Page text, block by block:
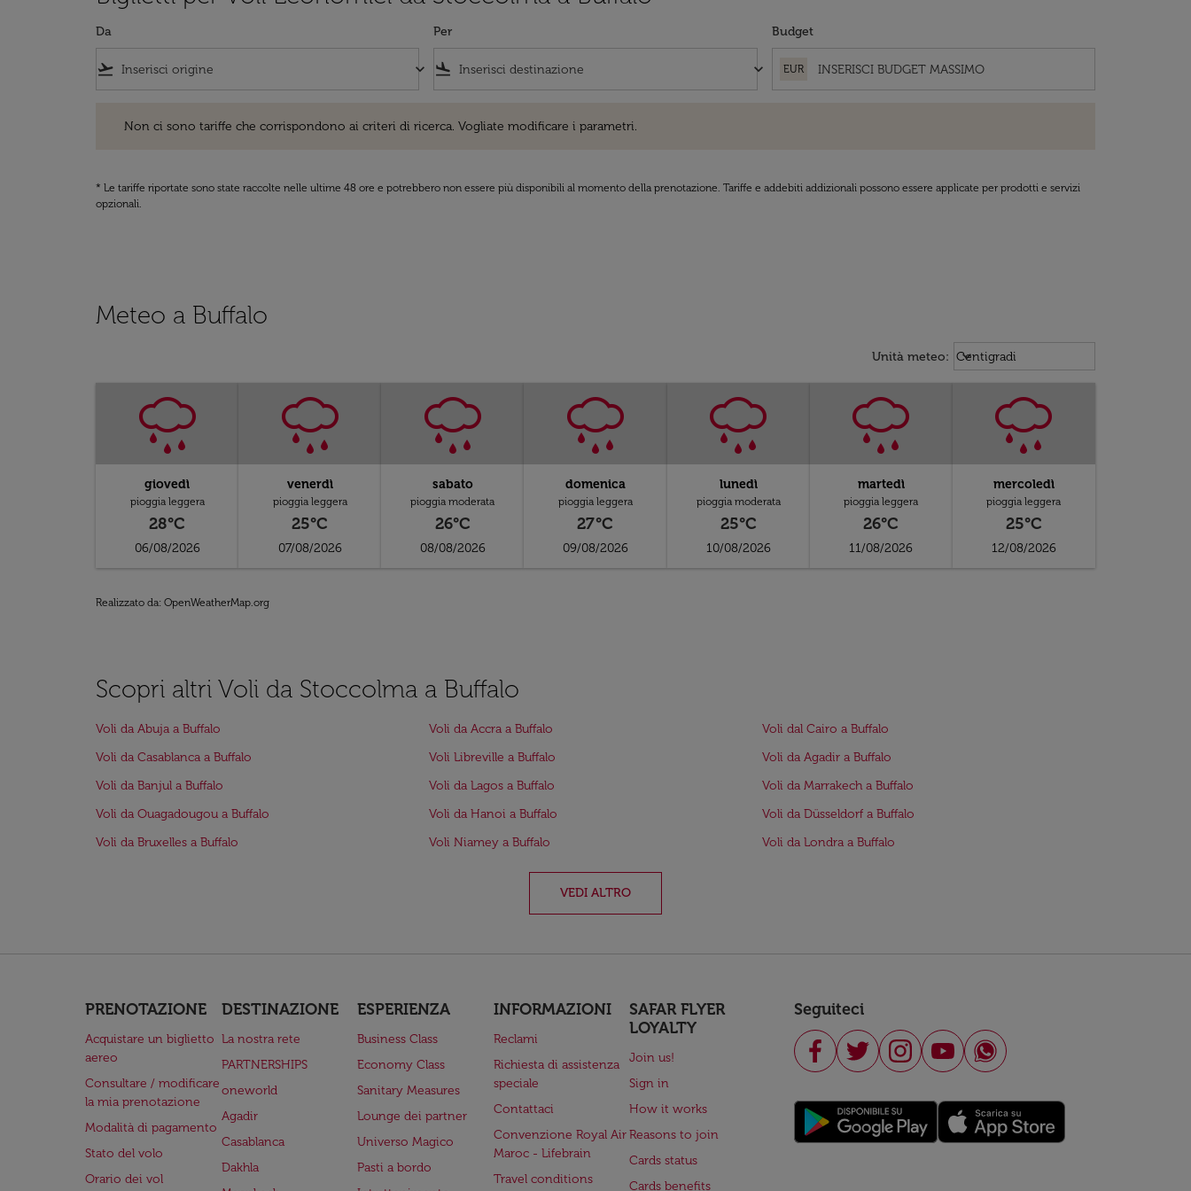
Da
flight_takeoff keyboard_arrow_down
Per
flight_land keyboard_arrow_down
Budget
EUR
Non ci sono tariffe che corrispondono ai criteri di ricerca. Vogliate modificare i parametri.
* Le tariffe riportate sono state raccolte nelle ultime 48 ore e potrebbero non essere più disponibili al momento della prenotazione. Tariffe e addebiti addizionali possono essere applicate per prodotti e servizi
opzionali.
Meteo a Buffalo
Unità meteo: Weather unit option Centigradi
Centigradi
keyboard_arrow_down
giovedì
pioggia leggera
28°C
06/08/2026
venerdì
pioggia leggera
25°C
07/08/2026
sabato
pioggia moderata
26°C
08/08/2026
domenica
pioggia leggera
27°C
09/08/2026
lunedì
pioggia moderata
25°C
10/08/2026
martedì
pioggia leggera
26°C
11/08/2026
mercoledì
pioggia leggera
25°C
12/08/2026
Realizzato da: OpenWeatherMap.org
Scopri altri Voli da Stoccolma a Buffalo
Voli da Abuja a Buffalo Voli da Accra a Buffalo
Voli dal Cairo a Buffalo
Voli da Casablanca a Buffalo
Voli Libreville a Buffalo
Voli da Agadir a Buffalo
Voli da Banjul a Buffalo
Voli da Lagos a Buffalo
Voli da Marrakech a Buffalo
Voli da Ouagadougou a Buffalo
Voli da Hanoi a Buffalo
Voli da Düsseldorf a Buffalo
Voli da Bruxelles a Buffalo
Voli Niamey a Buffalo Voli da Londra a Buffalo
VEDI ALTRO
PRENOTAZIONE
Acquistare un biglietto
aereo
Consultare / modificare
la mia prenotazione
Modalità di pagamento
Stato del volo
Orario dei vol
DESTINAZIONE
La nostra rete
PARTNERSHIPS
oneworld
Agadir
Casablanca
Dakhla
ESPERIENZA
Business Class
Economy Class
Sanitary Measures
Lounge dei partner
Universo Magico
Pasti a bordo
INFORMAZIONI
Reclami
Richiesta di assistenza
speciale
Contattaci
Convenzione Royal Air
Maroc - Lifebrain
Travel conditions
SAFAR FLYER
LOYALTY
Join us!
Sign in
How it works
Reasons to join
Cards status
Cards benefits
Seguiteci